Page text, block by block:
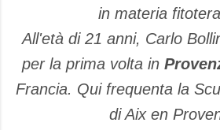
in materia
All'età di 21 anni, Carlo
per la prima volta in
Francia. Qui frequenta la
di Aix en